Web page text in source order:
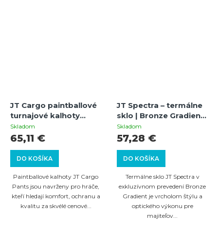
JT Cargo paintballové
turnajové kalhoty
(olive) XS
Skladom
DO KOŠÍKA
65,11 €
Paintballové kalhoty JT Cargo
Pants jsou navrženy pro hráče,
kteří hledají komfort, ochranu a
kvalitu za skvélé cenové...
JT Spectra – termálne
sklo | Bronze Gradient
| zrkadlové | Antifog |
UV ochrana
Skladom
DO KOŠÍKA
57,28 €
Termálne sklo JT Spectra v
exkluzívnom prevedení Bronze
Gradient je vrcholom štýlu a
optického výkonu pre
majiteľov...